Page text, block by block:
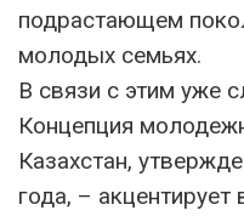
подрастающем
молодых семьях.
В связи с этим уже
Концепция
Казахстан,
года, – акцентирует